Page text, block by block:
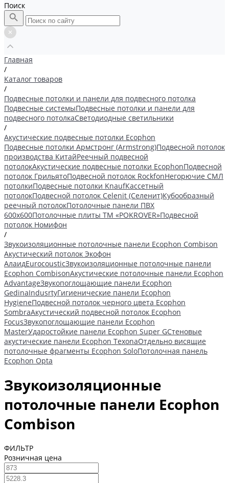
Поиск
Главная
/
Каталог товаров
/
Подвесные потолки и панели для подвесного потолка
Подвесные системыПодвесные потолки и панели для
подвесного потолкаСветодиодные светильники
/
Акустические подвесные потолки Ecophon
Подвесные потолки Армстронг (Armstrong)Подвесной потолок
производства КитайРеечный подвесной
потолокАкустические подвесные потолки EcophonПодвесной
потолок ГрильятоПодвесной потолок RockfonНегорючие СМЛ
потолкиПодвесные потолки KnaufКассетный
потолокПодвесной потолок Celenit (Селенит)Кубообразный
реечный потолокПотолочные панели ПВХ
600х600Потолочные плиты ТМ «POKROVER»Подвесной
потолок Номифон
/
Звукоизоляционные потолочные панели Ecophon Combison
Акустический потолок Экофон
АлаидEurocousticЗвукоизоляционные потолочные панели
Ecophon CombisonАкустические потолочные панели Ecophon
AdvantageЗвукопоглощающие панели Ecophon
GedinaIndusrtyГигиенические панели Ecophon
HygieneПодвесной потолок черного цвета Ecophon
SombraАкустический подвесной потолок Ecophon
FocusЗвукопоглощающие панели Ecophon
MasterУдаростойкие панели Ecophon Super GСтеновые
акустические панели Ecophon TexonaОтдельно висящие
потолочные фрагменты Ecophon SoloПотолочная панель
Ecophon Opta
Звукоизоляционные
потолочные панели Ecophon
Combison
ФИЛЬТР
Розничная цена